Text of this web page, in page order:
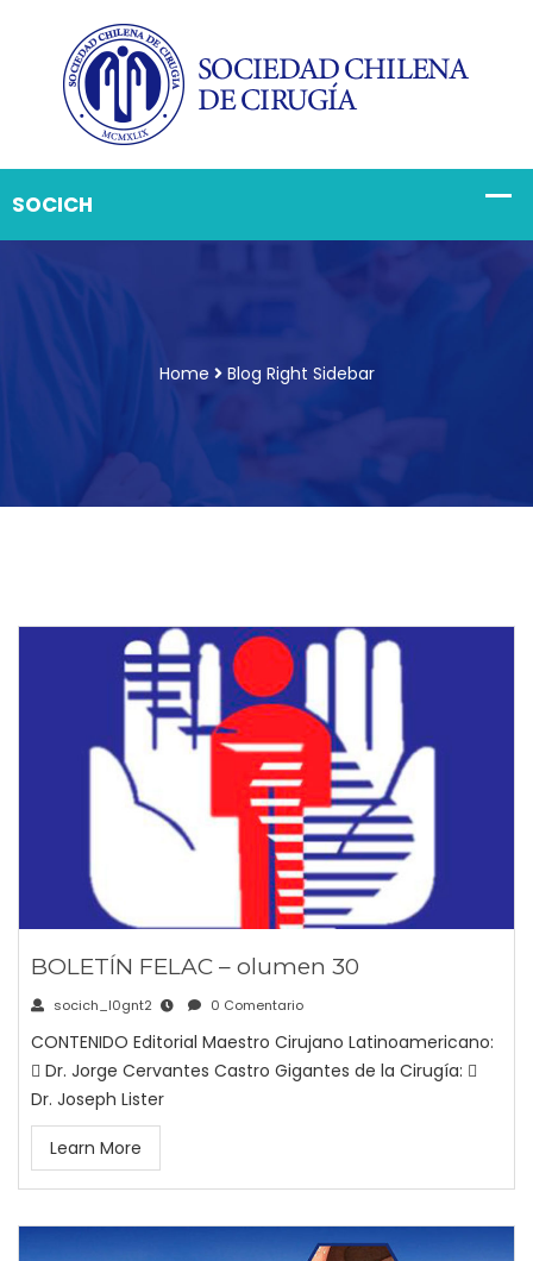
Home Blog Right Sidebar
BOLETÍN FELAC – olumen 30
socich_l0gnt2 0 Comentario
CONTENIDO Editorial Maestro Cirujano Latinoamericano:
 Dr. Jorge Cervantes Castro Gigantes de la Cirugía: 
Dr. Joseph Lister
Learn More